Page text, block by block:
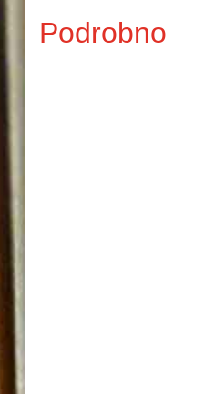
Podrobno